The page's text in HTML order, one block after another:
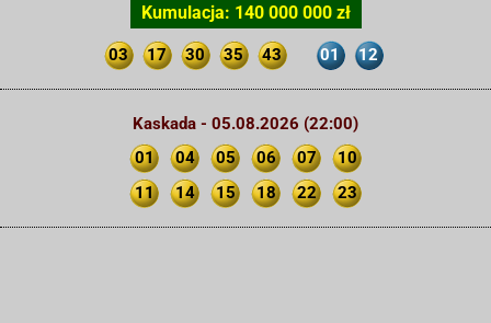
Kumulacja: 140 000 000 zł
03 17 30 35 43 01 12
Kaskada - 05.08.2026 (22:00)
01
04 05 06 07
10
11
14 15 18 22 23